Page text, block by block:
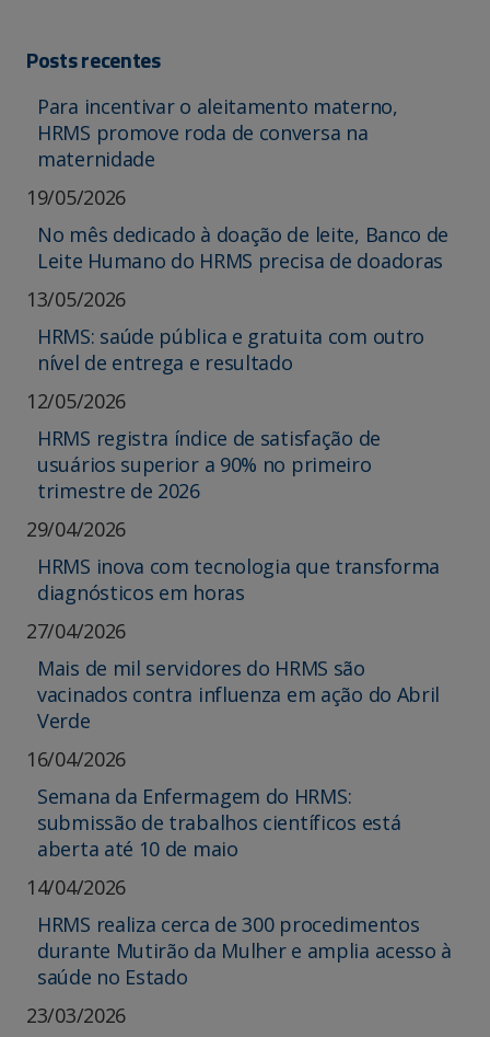
Posts recentes
Para incentivar o aleitamento materno,
HRMS promove roda de conversa na
maternidade
19/05/2026
No mês dedicado à doação de leite, Banco de
Leite Humano do HRMS precisa de doadoras
13/05/2026
HRMS: saúde pública e gratuita com outro
nível de entrega e resultado
12/05/2026
HRMS registra índice de satisfação de
usuários superior a 90% no primeiro
trimestre de 2026
29/04/2026
HRMS inova com tecnologia que transforma
diagnósticos em horas
27/04/2026
Mais de mil servidores do HRMS são
vacinados contra influenza em ação do Abril
Verde
16/04/2026
Semana da Enfermagem do HRMS:
submissão de trabalhos científicos está
aberta até 10 de maio
14/04/2026
HRMS realiza cerca de 300 procedimentos
durante Mutirão da Mulher e amplia acesso à
saúde no Estado
23/03/2026